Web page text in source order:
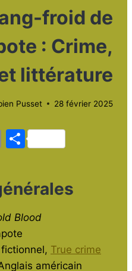
froid de
: Crime,
littérature
Pusset 28 février 2025
E
ai
l
P
ta
g
er
Blood
True crime
américain